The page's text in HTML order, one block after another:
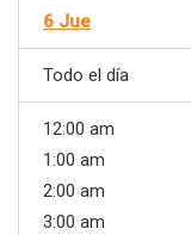
6 Jue
Todo el día
12:00 am
1:00 am
2:00 am
3:00 am